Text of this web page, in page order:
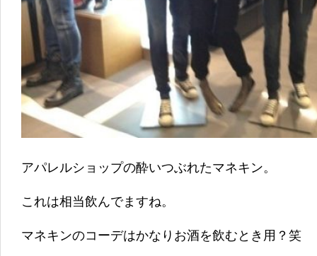
アパレルショップの酔いつぶれたマネキン。
これは相当飲んでますね。
マネキンのコーデはかなりお酒を飲むとき用？笑